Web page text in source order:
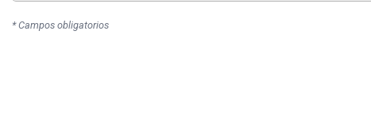
* Campos obligatorios